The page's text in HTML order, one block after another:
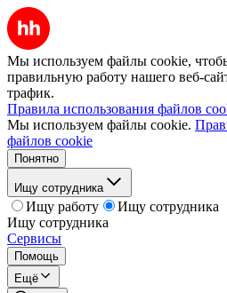
Мы используем файлы cookie,
правильную работу нашего веб-
трафик.
Правила использования файлов
Мы используем файлы cookie.
файлов cookie
Понятно
Ищу сотрудника
Ищу работу
Ищу сотрудника
Ищу сотрудника
Сервисы
Помощь
Ещё